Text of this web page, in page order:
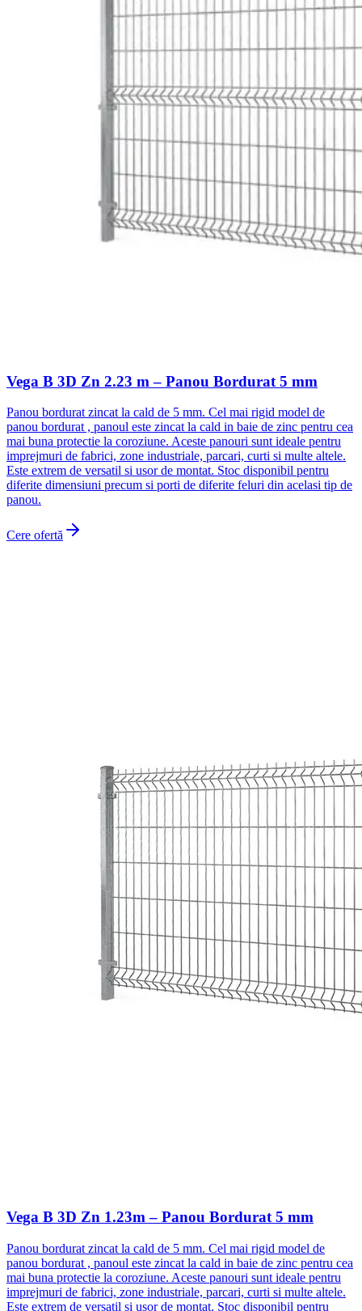
Vega B 3D Zn 2.23 m – Panou Bordurat 5 mm
Panou bordurat zincat la cald de 5 mm. Cel mai rigid model de
panou bordurat , panoul este zincat la cald in baie de zinc pentru cea
mai buna protectie la coroziune. Aceste panouri sunt ideale pentru
imprejmuri de fabrici, zone industriale, parcari, curti si multe altele.
Este extrem de versatil si usor de montat. Stoc disponibil pentru
diferite dimensiuni precum si porti de diferite feluri din acelasi tip de
panou.
Cere ofertă
Vega B 3D Zn 1.23m – Panou Bordurat 5 mm
Panou bordurat zincat la cald de 5 mm. Cel mai rigid model de
panou bordurat , panoul este zincat la cald in baie de zinc pentru cea
mai buna protectie la coroziune. Aceste panouri sunt ideale pentru
imprejmuri de fabrici, zone industriale, parcari, curti si multe altele.
Este extrem de versatil si usor de montat. Stoc disponibil pentru